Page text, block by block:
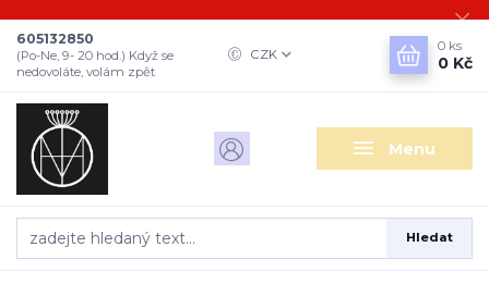
Menu
CZK
Hledat
605132850
(Po-Ne, 9- 20 hod.) Když se
nedovoláte, volám zpět
0 ks
0 Kč